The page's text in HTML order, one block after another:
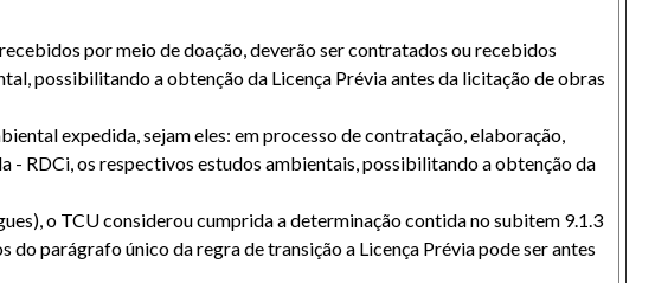
por meio de doação, deverão ser contratados ou recebidos
possibilitando a obtenção da Licença Prévia antes da licitação de obras
expedida, sejam eles: em processo de contratação, elaboração,
RDCi, os respectivos estudos ambientais, possibilitando a obtenção da
o TCU considerou cumprida a determinação contida no subitem 9.1.3
parágrafo único da regra de transição a Licença Prévia pode ser antes